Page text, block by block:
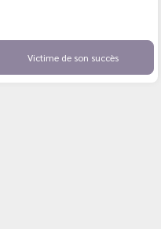
Victime de son succès